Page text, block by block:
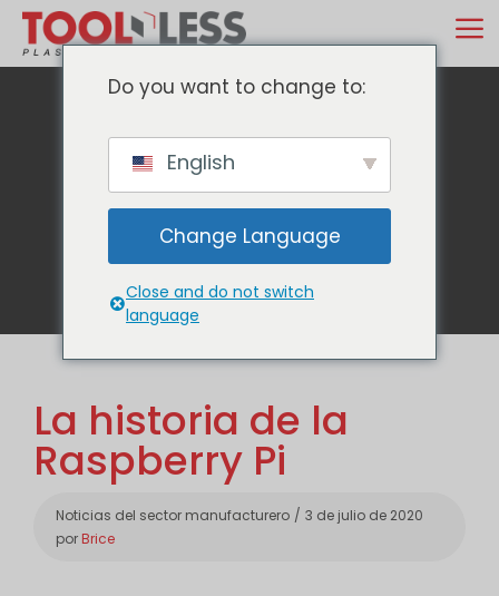
contenido
Blog
La historia de la
Raspberry Pi
Categorías
Noticias del sector manufacturero
3 de julio de 2020
por Brice
Do you want to change to:
English
Change Language
Close and do not switch
language